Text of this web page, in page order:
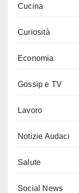
Cucina
Curiosità
Economia
Gossip e TV
Lavoro
Notizie Audaci
Salute
Social News